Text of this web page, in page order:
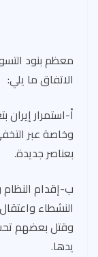
معظم بنود
الاتفاق ما يلي:
أ-استمرار
وخاصة عبر
بعناصر جديدة.
ب-إقدام
النشطاء
وقتل بعضهم تحت
يدها.